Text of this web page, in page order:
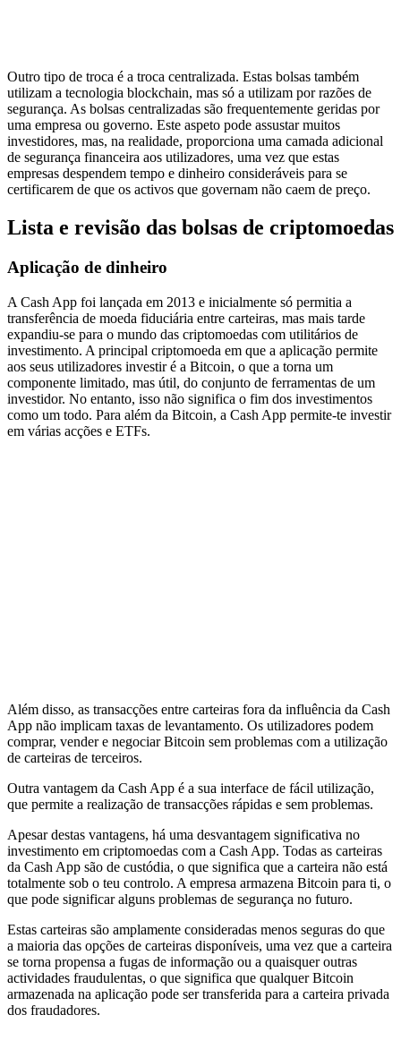
Outro tipo de troca é a troca centralizada. Estas bolsas também
utilizam a tecnologia blockchain, mas só a utilizam por razões de
segurança. As bolsas centralizadas são frequentemente geridas por
uma empresa ou governo. Este aspeto pode assustar muitos
investidores, mas, na realidade, proporciona uma camada adicional
de segurança financeira aos utilizadores, uma vez que estas
empresas despendem tempo e dinheiro consideráveis para se
certificarem de que os activos que governam não caem de preço.
Lista e revisão das bolsas de criptomoedas
Aplicação de dinheiro
A Cash App foi lançada em 2013 e inicialmente só permitia a
transferência de moeda fiduciária entre carteiras, mas mais tarde
expandiu-se para o mundo das criptomoedas com utilitários de
investimento. A principal criptomoeda em que a aplicação permite
aos seus utilizadores investir é a Bitcoin, o que a torna um
componente limitado, mas útil, do conjunto de ferramentas de um
investidor. No entanto, isso não significa o fim dos investimentos
como um todo. Para além da Bitcoin, a Cash App permite-te investir
em várias acções e ETFs.
Além disso, as transacções entre carteiras fora da influência da Cash
App não implicam taxas de levantamento. Os utilizadores podem
comprar, vender e negociar Bitcoin sem problemas com a utilização
de carteiras de terceiros.
Outra vantagem da Cash App é a sua interface de fácil utilização,
que permite a realização de transacções rápidas e sem problemas.
Apesar destas vantagens, há uma desvantagem significativa no
investimento em criptomoedas com a Cash App. Todas as carteiras
da Cash App são de custódia, o que significa que a carteira não está
totalmente sob o teu controlo. A empresa armazena Bitcoin para ti, o
que pode significar alguns problemas de segurança no futuro.
Estas carteiras são amplamente consideradas menos seguras do que
a maioria das opções de carteiras disponíveis, uma vez que a carteira
se torna propensa a fugas de informação ou a quaisquer outras
actividades fraudulentas, o que significa que qualquer Bitcoin
armazenada na aplicação pode ser transferida para a carteira privada
dos fraudadores.